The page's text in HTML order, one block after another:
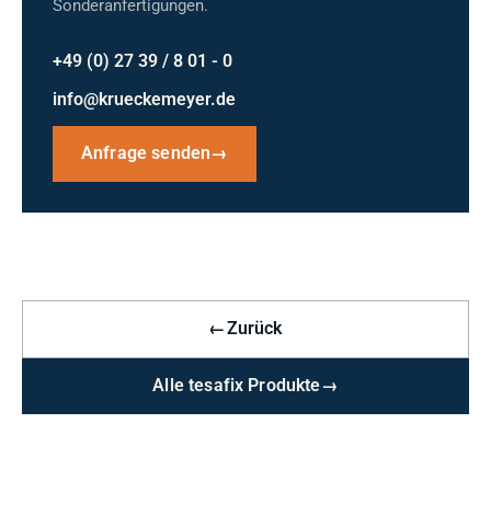
Sonderanfertigungen.
+49 (0) 27 39 / 8 01 - 0
info@krueckemeyer.de
Anfrage senden→
←Zurück
Alle tesafix Produkte→